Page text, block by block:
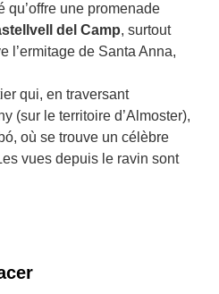
qu’offre une promenade
del Camp, surtout
l’ermitage de Santa Anna,
qui, en traversant
(sur le territoire d’Almoster),
où se trouve un célèbre
vues depuis le ravin sont